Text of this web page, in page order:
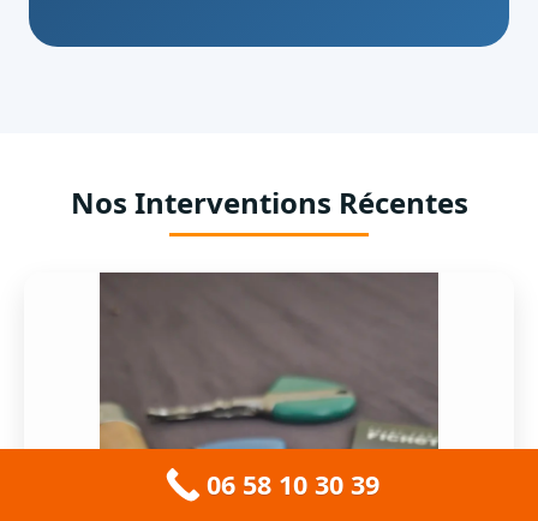
Nos Interventions Récentes
06 58 10 30 39